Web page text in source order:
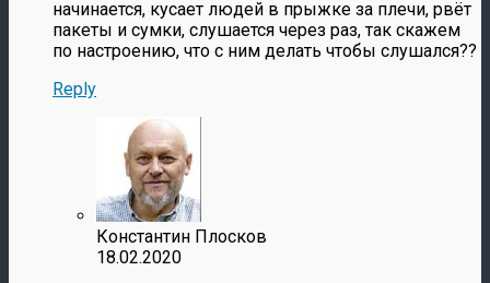
начинается, кусает людей в прыжке за плечи, рвёт
пакеты и сумки, слушается через раз, так скажем
по настроению, что с ним делать чтобы слушался??
Reply
Константин Плосков
18.02.2020